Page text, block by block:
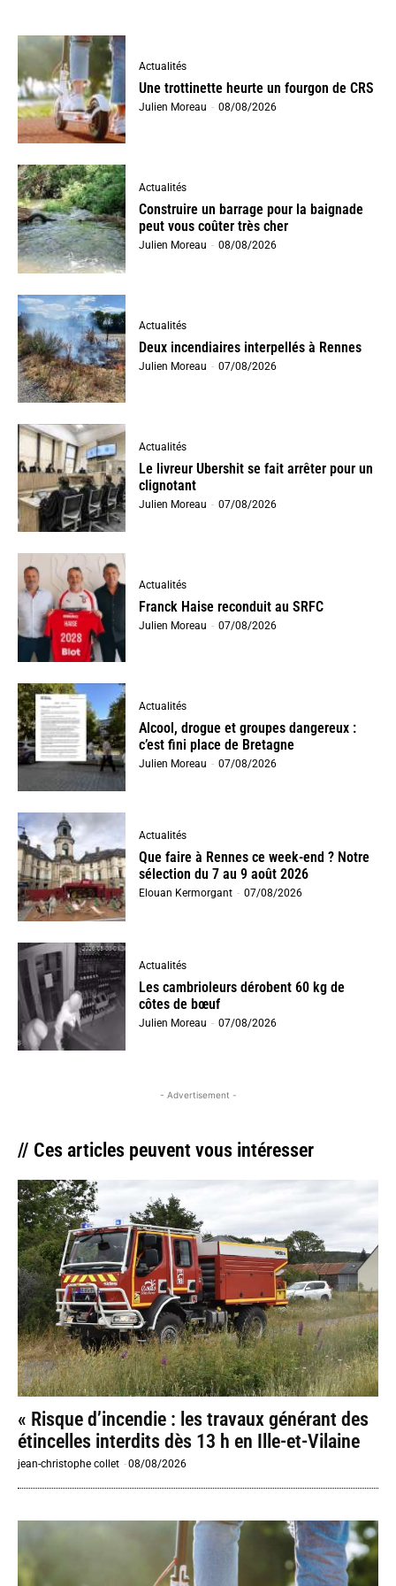
Actualités
Une trottinette heurte un fourgon de CRS
Julien Moreau - 08/08/2026
Actualités
Construire un barrage pour la baignade
peut vous coûter très cher
Julien Moreau - 08/08/2026
Actualités
Deux incendiaires interpellés à Rennes
Julien Moreau - 07/08/2026
Actualités
Le livreur Ubershit se fait arrêter pour un
clignotant
Julien Moreau - 07/08/2026
Actualités
Franck Haise reconduit au SRFC
Julien Moreau - 07/08/2026
Actualités
Alcool, drogue et groupes dangereux :
c’est fini place de Bretagne
Julien Moreau - 07/08/2026
Actualités
Que faire à Rennes ce week-end ? Notre
sélection du 7 au 9 août 2026
Elouan Kermorgant - 07/08/2026
Actualités
Les cambrioleurs dérobent 60 kg de
côtes de bœuf
Julien Moreau - 07/08/2026
- Advertisement -
// Ces articles peuvent vous intéresser
« Risque d’incendie : les travaux générant des
étincelles interdits dès 13 h en Ille-et-Vilaine
jean-christophe collet -08/08/2026